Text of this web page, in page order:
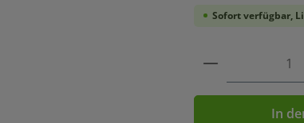
Sofort verfügbar,
Produkt
In